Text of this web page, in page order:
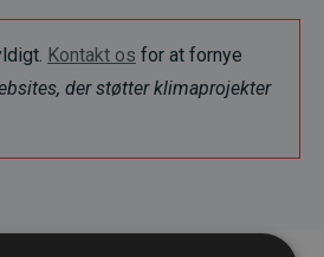
Kontakt os for at fornye
der støtter klimaprojekter